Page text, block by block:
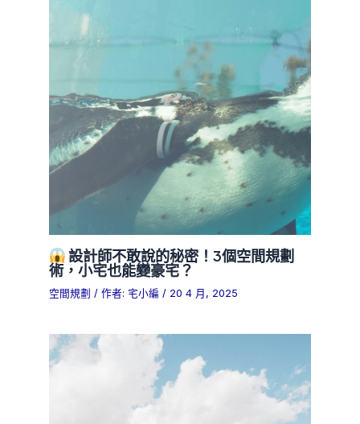
設計師不敢說的秘密！3個空間規劃
術，小宅也能變豪宅？
空間規劃 / 作者: 宅小編 / 20 4 月, 2025